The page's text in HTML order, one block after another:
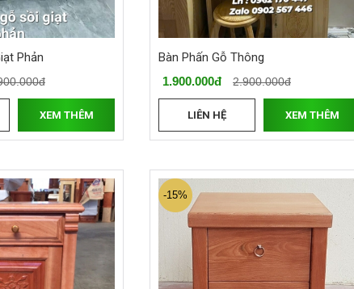
Phản
XEM THÊM
Bàn Phấn Gỗ Thông
1.900.000đ 2.900.000đ
LIÊN HỆ XEM THÊM
-15%